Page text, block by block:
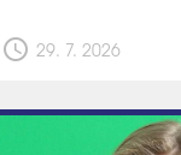
schedule 29. 7. 2026